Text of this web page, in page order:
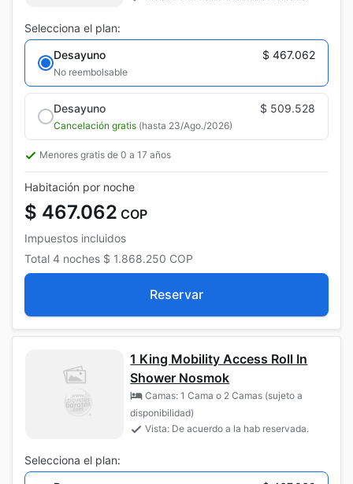
Selecciona el plan:
Desayuno
$ 467.062
No reembolsable
Desayuno $ 509.528
Cancelación gratis (hasta 23/Ago./2026)
Menores gratis de 0 a 17 años
Habitación por noche
$ 467.062 COP
Impuestos incluidos
Total 4 noches $ 1.868.250 COP
Reservar
1 King Mobility Access Roll In
Shower Nosmok
Camas: 1 Cama o 2 Camas (sujeto a
disponibilidad)
Vista: De acuerdo a la hab reservada.
Selecciona el plan: